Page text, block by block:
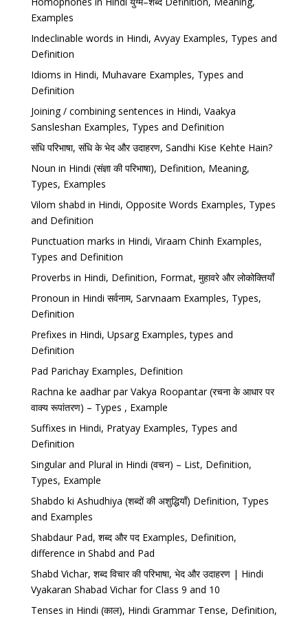
Examples
Indeclinable words in Hindi, Avyay Examples, Types and
Definition
Idioms in Hindi, Muhavare Examples, Types and
Definition
Joining / combining sentences in Hindi, Vaakya
Sansleshan Examples, Types and Definition
संधि परिभाषा, संधि के भेद और उदाहरण, Sandhi Kise Kehte Hain?
Noun in Hindi (संज्ञा की परिभाषा), Definition, Meaning,
Types, Examples
Vilom shabd in Hindi, Opposite Words Examples, Types
and Definition
Punctuation marks in Hindi, Viraam Chinh Examples,
Types and Definition
Proverbs in Hindi, Definition, Format, मुहावरे और लोकोक्तियाँ
Pronoun in Hindi सर्वनाम, Sarvnaam Examples, Types,
Definition
Prefixes in Hindi, Upsarg Examples, types and
Definition
Pad Parichay Examples, Definition
Rachna ke aadhar par Vakya Roopantar (रचना के आधार पर
वाक्य रूपांतरण) – Types , Example
Suffixes in Hindi, Pratyay Examples, Types and
Definition
Singular and Plural in Hindi (वचन) – List, Definition,
Types, Example
Shabdo ki Ashudhiya (शब्दों की अशुद्धियाँ) Definition, Types
and Examples
Shabdaur Pad, शब्द और पद Examples, Definition,
difference in Shabd and Pad
Shabd Vichar, शब्द विचार की परिभाषा, भेद और उदाहरण | Hindi
Vyakaran Shabad Vichar for Class 9 and 10
Tenses in Hindi (काल), Hindi Grammar Tense, Definition,